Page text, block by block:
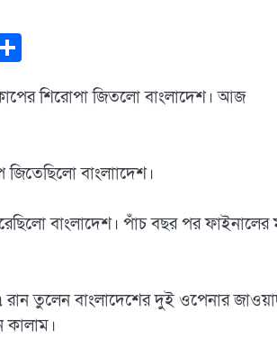
শিরোপা জিতলো বাংলাদেশ। আজ
বাংলাাদেশ।
বাংলাদেশ। পাঁচ বছর পর ফাইনালের
রান তুলেন বাংলাদেশের দুই ওপেনার
কালাম।